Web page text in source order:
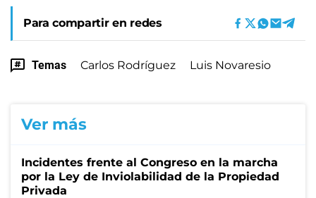
Para compartir en redes
Temas Carlos Rodríguez Luis Novaresio
Ver más
Incidentes frente al Congreso en la marcha
por la Ley de Inviolabilidad de la Propiedad
Privada